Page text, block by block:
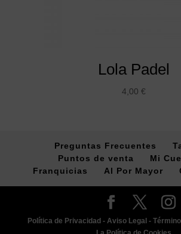
Lola Padel
4,00 €
Preguntas Frecuentes
Puntos de venta
Mi
Franquicias
Al Por Mayor
Política de Privacidad - Aviso Legal -